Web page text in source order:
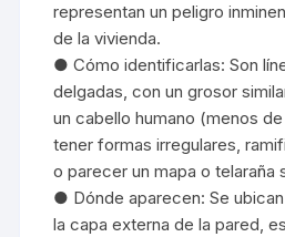
representan un peligro
de la vivienda.
● Cómo identificarlas: Son
delgadas, con un grosor
un cabello humano (menos
tener formas irregulares,
o parecer un mapa o telaraña
● Dónde aparecen: Se
la capa externa de la pared,